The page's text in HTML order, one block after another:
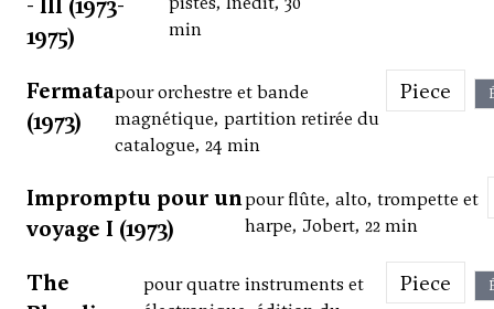
1975)
min
Fermata
(1973)
pour orchestre et bande
magnétique, partition retirée du
catalogue, 24 min
Piece
Impromptu pour un
voyage I (1973)
pour flûte, alto, trompette et
harpe, Jobert, 22 min
The
pour quatre instruments et
Piece